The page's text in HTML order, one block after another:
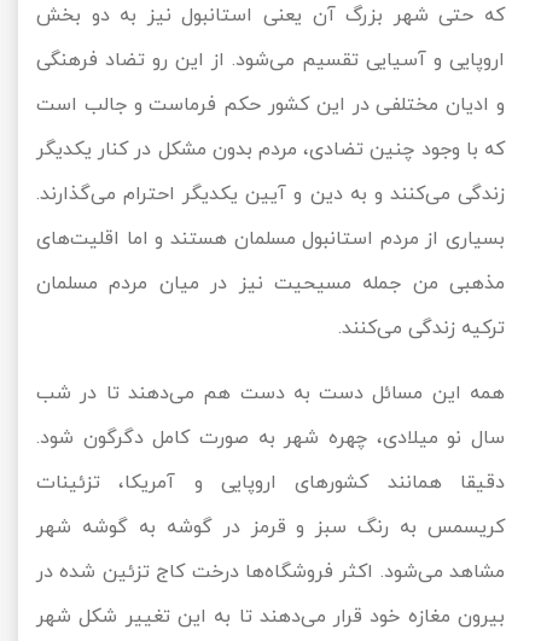
که حتی شهر بزرگ آن یعنی استانبول نیز به دو بخش
اروپایی و آسیایی تقسیم می‌شود. از این رو تضاد فرهنگی
و ادیان مختلفی در این کشور حکم فرماست و جالب است
که با وجود چنین تضادی، مردم بدون مشکل در کنار یکدیگر
زندگی می‌کنند و به دین و آیین یکدیگر احترام می‌گذارند.
بسیاری از مردم استانبول مسلمان هستند و اما اقلیت‌های
مذهبی من جمله مسیحیت نیز در میان مردم مسلمان
ترکیه زندگی می‌کنند.
همه این مسائل دست به دست هم می‌دهند تا در شب
سال نو میلادی، چهره شهر به صورت کامل دگرگون شود.
دقیقا همانند کشورهای اروپایی و آمریکا، تزئینات
کریسمس به رنگ سبز و قرمز در گوشه به گوشه شهر
مشاهد می‌شود. اکثر فروشگاه‌ها درخت کاج تزئین شده در
بیرون مغازه خود قرار می‌دهند تا به این تغییر شکل شهر